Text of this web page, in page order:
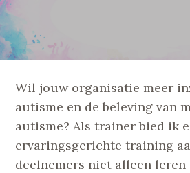
Wil jouw organisatie meer
autisme en de beleving van
autisme? Als trainer bied ik
ervaringsgerichte training
deelnemers niet alleen leren